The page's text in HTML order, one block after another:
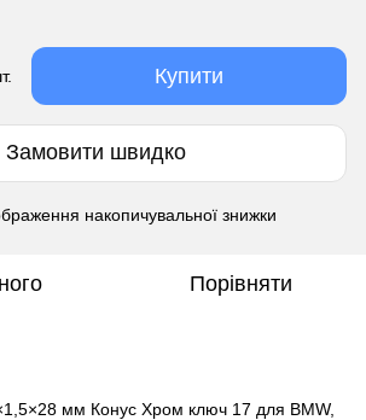
Купити
Замовити швидко
накопичувальної знижки
Порівняти
мм Конус Хром ключ 17 для BMW,